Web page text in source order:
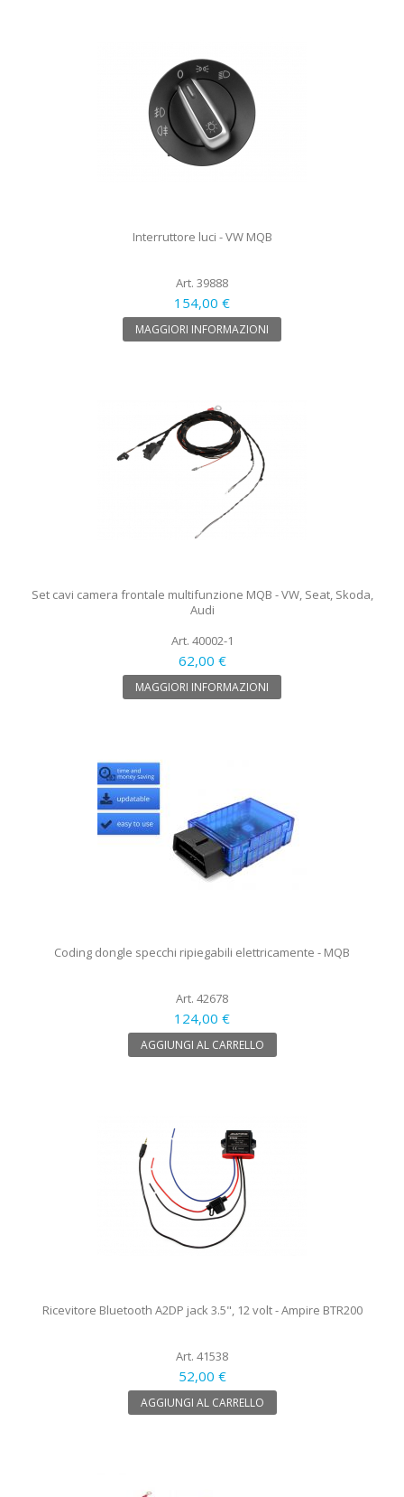
Interruttore luci - VW MQB
Art. 39888
154,00 €
MAGGIORI INFORMAZIONI
Set cavi camera frontale multifunzione MQB - VW, Seat, Skoda,
Audi
Art. 40002-1
62,00 €
MAGGIORI INFORMAZIONI
Coding dongle specchi ripiegabili elettricamente - MQB
Art. 42678
124,00 €
AGGIUNGI AL CARRELLO
Ricevitore Bluetooth A2DP jack 3.5", 12 volt - Ampire BTR200
Art. 41538
52,00 €
AGGIUNGI AL CARRELLO